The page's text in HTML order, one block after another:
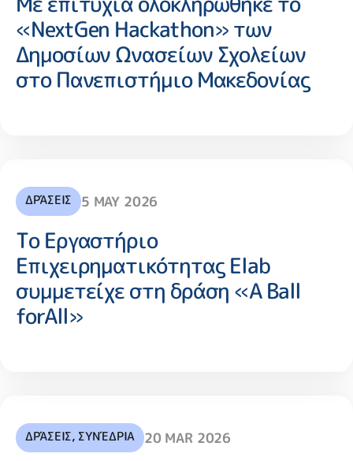
«NextGen Hackathon» των
Δημοσίων Ωνασείων Σχολείων
στο Πανεπιστήμιο Μακεδονίας
ΔΡΆΣΕΙΣ 5 MAY 2026
Το Εργαστήριο
Επιχειρηματικότητας Elab
συμμετείχε στη δράση «A Ball
forAll»
ΔΡΆΣΕΙΣ, ΣΥΝΈΔΡΙΑ 20 MAR 2026